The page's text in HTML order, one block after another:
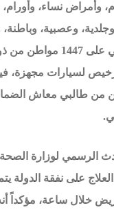
وأمراض نساء، وأورام،
وعصبية،
تم توقيع الكشف الطبي على
لسيارات مجهزة،
123 مواطن من طالبي معاش
الرسمي لوزارة
على نفقة الدولة
خلال ساعة، مؤكداً